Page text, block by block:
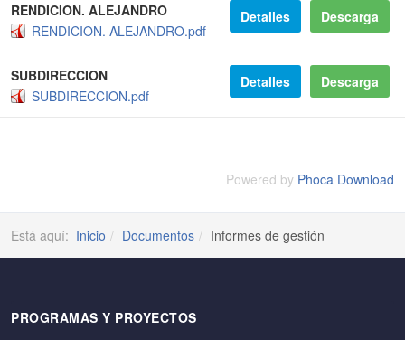
RENDICION. ALEJANDRO
RENDICION. ALEJANDRO.pdf
Descarga
Detalles
SUBDIRECCION
SUBDIRECCION.pdf
Descarga
Detalles
Powered by Phoca Download
Está aquí: Inicio Documentos Informes de gestión
PROGRAMAS Y PROYECTOS